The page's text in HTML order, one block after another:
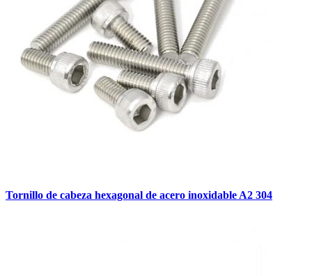
Tornillo de cabeza hexagonal de acero inoxidable A2 304